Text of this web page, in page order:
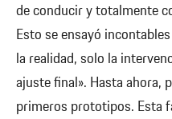
de conducir y totalmente
Esto se ensayó
la realidad, solo la
ajuste final». Hasta ahora,
primeros prototipos. Esta